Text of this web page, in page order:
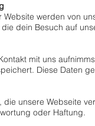
Website werden von
dein Besuch auf
mit uns
Diese Daten
die unsere Webseite
oder Haftung.